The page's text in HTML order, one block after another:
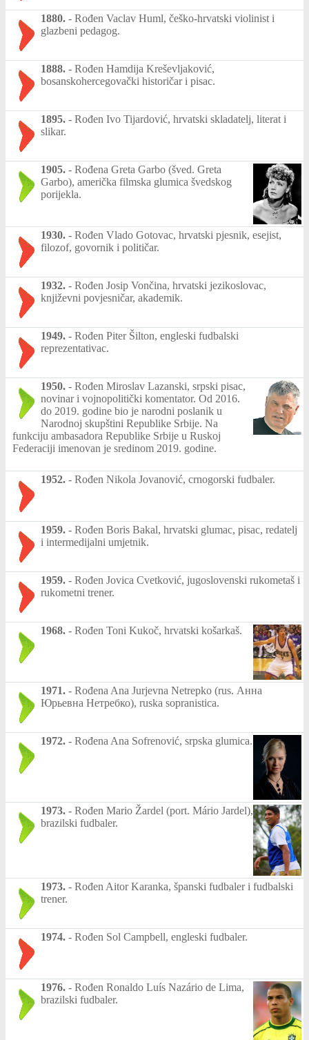
1880. - Rođen Vaclav Huml, češko-hrvatski violinist i
glazbeni pedagog.
1888. - Rođen Hamdija Kreševljaković,
bosanskohercegovački historičar i pisac.
1895. - Rođen Ivo Tijardović, hrvatski skladatelj, literat i
slikar.
1905. - Rođena Greta Garbo (šved. Greta
Garbo), američka filmska glumica švedskog
porijekla.
1930. - Rođen Vlado Gotovac, hrvatski pjesnik, esejist,
filozof, govornik i političar.
1932. - Rođen Josip Vončina, hrvatski jezikoslovac,
književni povjesničar, akademik.
1949. - Rođen Piter Šilton, engleski fudbalski
reprezentativac.
1950. - Rođen Miroslav Lazanski, srpski pisac,
novinar i vojnopolitički komentator. Od 2016.
do 2019. godine bio je narodni poslanik u
Narodnoj skupštini Republike Srbije. Na
funkciju ambasadora Republike Srbije u Ruskoj
Federaciji imenovan je sredinom 2019. godine.
1952. - Rođen Nikola Jovanović, crnogorski fudbaler.
1959. - Rođen Boris Bakal, hrvatski glumac, pisac, redatelj
i intermedijalni umjetnik.
1959. - Rođen Jovica Cvetković, jugoslovenski rukometaš i
rukometni trener.
1968. - Rođen Toni Kukoč, hrvatski košarkaš.
1971. - Rođena Ana Jurjevna Netrepko (rus. Анна
Юрьевна Нетребко), ruska sopranistica.
1972. - Rođena Ana Sofrenović, srpska glumica.
1973. - Rođen Mario Žardel (port. Mário Jardel),
brazilski fudbaler.
1973. - Rođen Aitor Karanka, španski fudbaler i fudbalski
trener.
1974. - Rođen Sol Campbell, engleski fudbaler.
1976. - Rođen Ronaldo Luís Nazário de Lima,
brazilski fudbaler.